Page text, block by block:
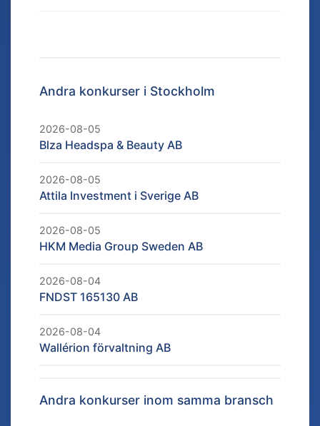
Andra konkurser i Stockholm
2026-08-05
Blza Headspa & Beauty AB
2026-08-05
Attila Investment i Sverige AB
2026-08-05
HKM Media Group Sweden AB
2026-08-04
FNDST 165130 AB
2026-08-04
Wallérion förvaltning AB
Andra konkurser inom samma bransch